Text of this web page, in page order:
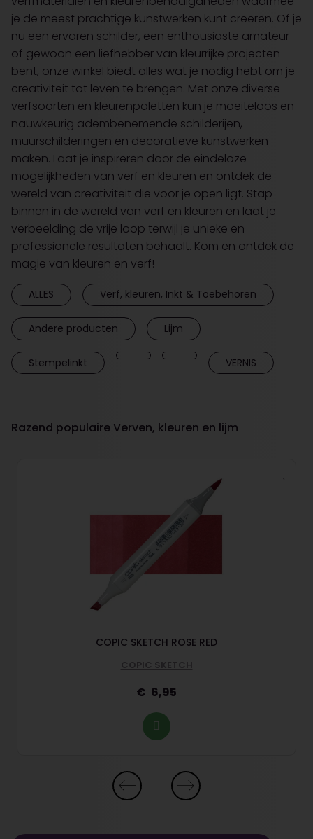
je de meest prachtige kunstwerken kunt creëren. Of je
nu een ervaren schilder, een enthousiaste amateur
of gewoon een liefhebber van kleurrijke projecten
bent, onze winkel biedt alles wat je nodig hebt om je
creativiteit tot leven te brengen. Met onze diverse
verfsoorten en kleurenpaletten kun je moeiteloos en
nauwkeurig adembenemende schilderijen,
muurschilderingen en decoratieve kunstwerken
maken. Laat je inspireren door de eindeloze
mogelijkheden van verf en kleuren en ontdek de
wereld van creativiteit die voor je open ligt. Stap
binnen in de wereld van verf en kleuren en laat je
verbeelding de vrije loop terwijl je unieke en
professionele resultaten behaalt. Kom en ontdek de
magie van kleuren en verf!
ALLES Verf, kleuren, Inkt & Toebehoren
Andere producten Lijm
Stempelinkt VERNIS
Razend populaire Verven, kleuren en lijm
COPIC SKETCH ROSE RED
COPIC SKETCH
6,95